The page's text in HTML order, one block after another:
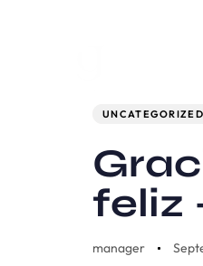
UNCATEGORIZED
feliz
manager